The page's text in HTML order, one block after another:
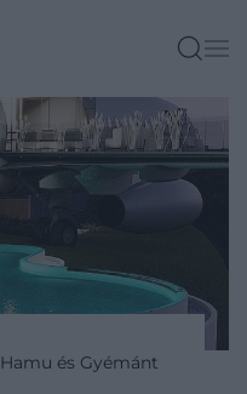
Hamu és Gyémánt